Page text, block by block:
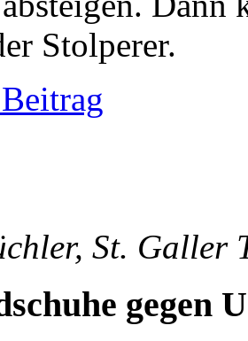
Stolperer.
St. Galler
gegen